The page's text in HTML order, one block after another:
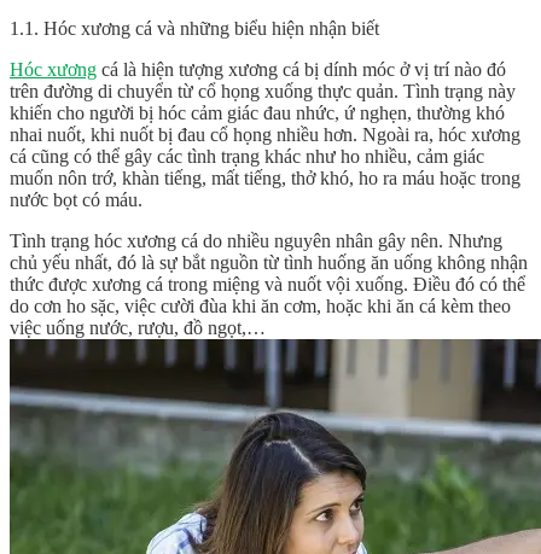
1.1. Hóc xương cá và những biểu hiện nhận biết
Hóc xương cá là hiện tượng xương cá bị dính móc ở vị trí nào đó
trên đường di chuyển từ cổ họng xuống thực quản. Tình trạng này
khiến cho người bị hóc cảm giác đau nhức, ứ nghẹn, thường khó
nhai nuốt, khi nuốt bị đau cổ họng nhiều hơn. Ngoài ra, hóc xương
cá cũng có thể gây các tình trạng khác như ho nhiều, cảm giác
muốn nôn trớ, khàn tiếng, mất tiếng, thở khó, ho ra máu hoặc trong
nước bọt có máu.
Tình trạng hóc xương cá do nhiều nguyên nhân gây nên. Nhưng
chủ yếu nhất, đó là sự bắt nguồn từ tình huống ăn uống không nhận
thức được xương cá trong miệng và nuốt vội xuống. Điều đó có thể
do cơn ho sặc, việc cười đùa khi ăn cơm, hoặc khi ăn cá kèm theo
việc uống nước, rượu, đồ ngọt,…